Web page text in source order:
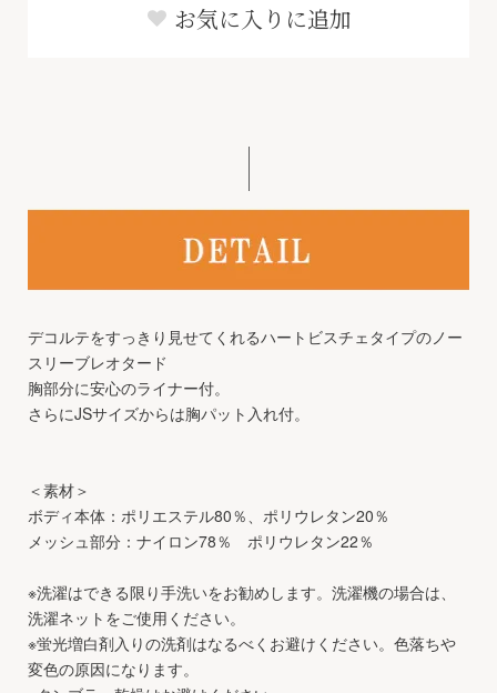
お気に入りに追加
デコルテをすっきり見せてくれるハートビスチェタイプのノー
スリーブレオタード
胸部分に安心のライナー付。
さらにJSサイズからは胸パット入れ付。
＜素材＞
ボディ本体：ポリエステル80％、ポリウレタン20％
メッシュ部分：ナイロン78％ ポリウレタン22％
※洗濯はできる限り手洗いをお勧めします。洗濯機の場合は、
洗濯ネットをご使用ください。
※蛍光増白剤入りの洗剤はなるべくお避けください。色落ちや
変色の原因になります。